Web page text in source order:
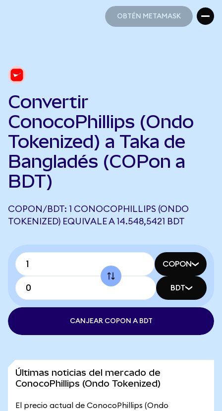
OBTÉN METAMASK
Convertir
ConocoPhillips (Ondo
Tokenized) a Taka de
Bangladés (COPon a
BDT)
COPON/BDT: 1 CONOCOPHILLIPS (ONDO
TOKENIZED) EQUIVALE A 14.548,5421 BDT
COPON
BDT
CANJEAR COPON A BDT
Últimas noticias del mercado de
ConocoPhillips (Ondo Tokenized)
El precio actual de ConocoPhillips (Ondo